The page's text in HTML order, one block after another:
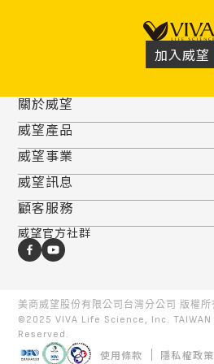
關於威望
威望產品
威望事業
威望訊息
顧客服務
加入威望
威望官方社群
美商威望股份有限公司台灣分公司 版權所
©2025 VIVA Life Science, Inc.
Reserved.
使用條款 隱私權政策